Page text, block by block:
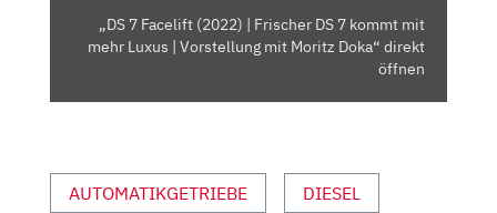
KOMMT
MIT
MORITZ
„DS 7 Facelift (2022) | Frischer DS 7 kommt mit
mehr Luxus | Vorstellung mit Moritz Doka“ direkt
öffnen
AUTOMATIKGETRIEBE DIESEL